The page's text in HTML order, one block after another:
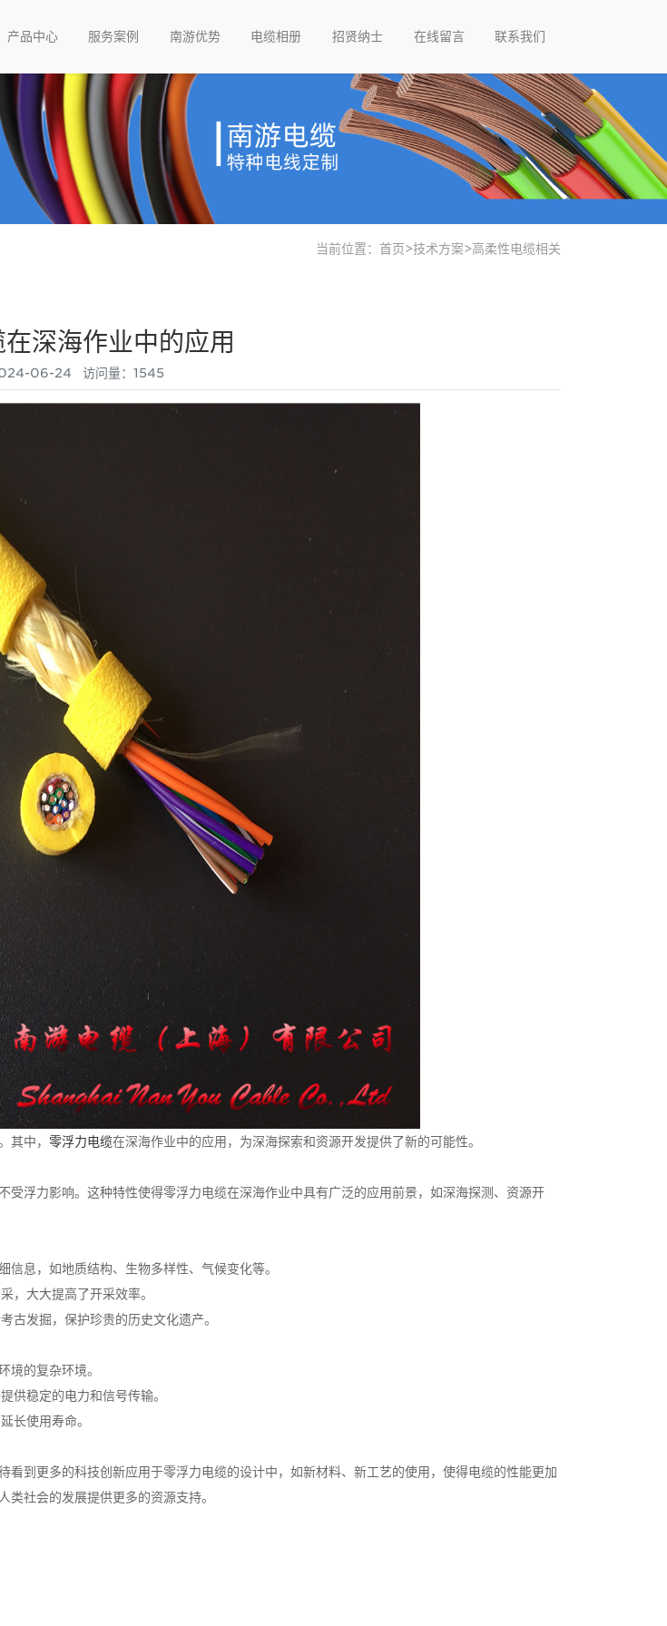
产品中心 服务案例 南游优势 电缆相册 招贤纳士 在线留言 联系我们
当前位置： 首页>技术方案>高柔性电缆相关
深海作业中的应用
06-24 访问量：1545
其中， 零浮力电缆在深海作业中的应用，为深海探索和资源开发提供了新的可能性。
浮力影响。这种特性使得零浮力电缆在深海作业中具有广泛的应用前景，如深海探测、资源开
息，如地质结构、生物多样性、气候变化等。
，大大提高了开采效率。
古发掘，保护珍贵的历史文化遗产。
境的复杂环境。
供稳定的电力和信号传输。
长使用寿命。
到更多的科技创新应用于零浮力电缆的设计中，如新材料、新工艺的使用，使得电缆的性能更加
社会的发展提供更多的资源支持。